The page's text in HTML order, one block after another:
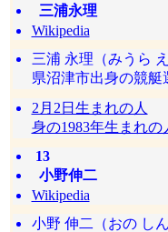
三浦永理
Wikipedia
三浦 永理（みうら
県沼津市出身の競艇
2月2日生まれの人
身の1983年生まれの
13
小野伸二
Wikipedia
小野 伸二（おの し